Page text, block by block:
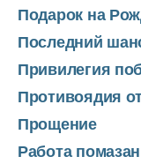
Подарок на
Последний
Привилегия
Противоядия
Прощение
Работа